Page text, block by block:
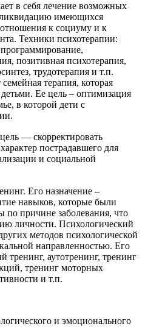
в себя лечение возможных
ликвидацию имеющихся
к социуму и к
Техники психотерапии:
позитивная психотерапия,
трудотерапия и т.п.
терапия, которая
Ее цель – оптимизация
в которой дети с
— скорректировать
пострадавшего для
и социальной
Его назначение –
навыков, которые были
по причине заболевания, что
личности. Психологический
методов психологической
направленностью. Его
аутотренинг, тренинг
тренинг моторных
и т.п.
и эмоционального